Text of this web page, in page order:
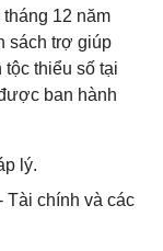
tháng 12 năm
sách trợ giúp
tộc thiểu số tại
ban hành
lý.
Tài chính và các